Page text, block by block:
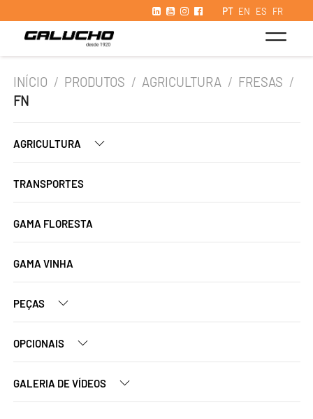
PT EN ES FR
INÍCIO / PRODUTOS / AGRICULTURA / FRESAS /
FN
AGRICULTURA
TRANSPORTES
GAMA FLORESTA
GAMA VINHA
PEÇAS
OPCIONAIS
GALERIA DE VÍDEOS